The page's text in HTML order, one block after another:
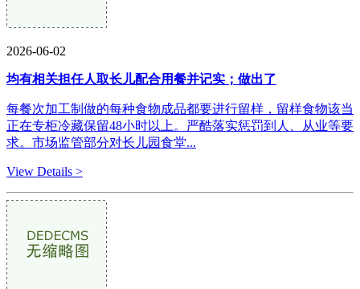
2026-06-02
均有相关担任人取长儿配合用餐并记实；做出了
每餐次加工制做的每种食物成品都要进行留样，留样食物该当
正在专柜冷藏保留48小时以上。严酷落实惩罚到人、从业等要
求。市场监管部分对长儿园食堂...
View Details >